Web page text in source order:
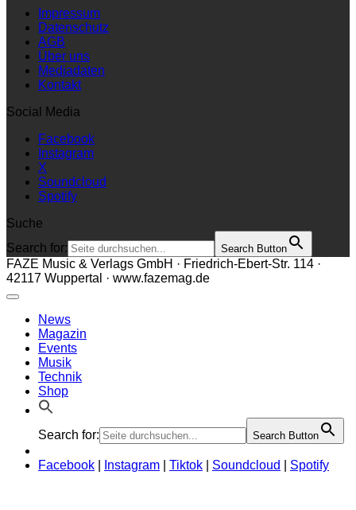
Impressum
Datenschutz
AGB
Über uns
Mediadaten
Kontakt
Social Media
Facebook
Instagram
X
Soundcloud
Spotify
Suche
Search for:
Search Button
FAZE Music & Verlags GmbH · Friedrich-Ebert-Str. 114 ·
42117 Wuppertal · www.fazemag.de
News
Magazin
Events
Musik
Technik
Shop
Search for: Search Button
Facebook Instagram Tiktok Soundcloud Spotify